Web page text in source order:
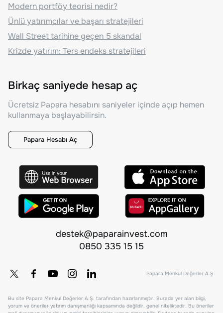
Modern portföy teorisi nedir?
Ünlü yatırımcılar ve başarı stratejileri
Wall Street tarihine geçen 5 skandal
Krizde yatırım: Ters endeks stratejileri
Birkaç saniyede hesap aç
Ücretsiz Papara hesabını saniyeler içinde açıp hemen
kullanmaya başlayabilirsin.
Papara Hesabı Aç
destek@paparainvest.com
0850 335 15 15
Papara Menkul Değerler A.Ş.
Bu site Papara Menkul Değerler A.Ş. tarafından hazırlanmıştır. Burada yer alan bilgi,
yorum ve öneriler yatırım danışmanlığı kapsamında değildir, genel niteliktedir. Bu öneriler